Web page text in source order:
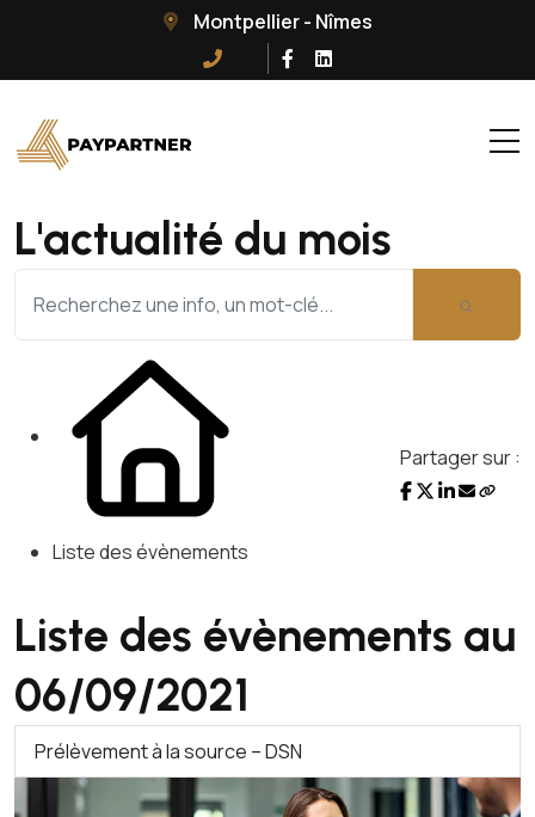
Montpellier - Nîmes
L'actualité du mois
Liste des évènements
Partager sur :
Liste des évènements au
06/09/2021
Prélèvement à la source – DSN